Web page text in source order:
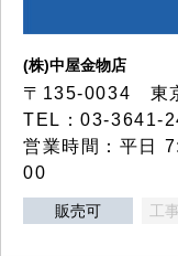
(株)中屋金物店
〒135-0034 東
TEL：03-3641-
営業時間：平日
00
販売可 工